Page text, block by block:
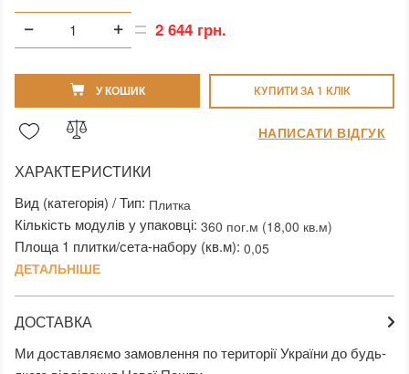
2 644 грн.
У КОШИК КУПИТИ ЗА 1 КЛIК
ХАРАКТЕРИСТИКИ
Вид (категорія) / Тип: Плитка
Кількість модулів у упаковці: 360 пог.м (18,00 кв.м)
Площа 1 плитки/сета-набору (кв.м): 0,05
ДЕТАЛЬНІШЕ
ДОСТАВКА
Ми доставляємо замовлення по території України до будь-
НАПИСАТИ ВІДГУК